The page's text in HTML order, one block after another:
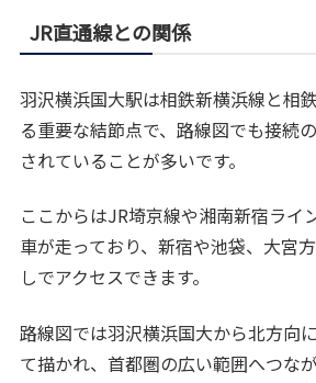
JR直通線との関係
羽沢横浜国大駅は相鉄新横浜線と相
る重要な結節点で、路線図でも接続
されていることが多いです。
ここからはJR埼京線や湘南新宿ライ
車が走っており、新宿や池袋、大宮
しでアクセスできます。
路線図では羽沢横浜国大から北方向
て描かれ、首都圏の広い範囲へつな